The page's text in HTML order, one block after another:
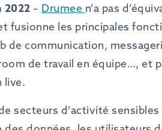
2022 – Drumee n’a pas
fusionne les principales
de communication,
de travail en équipe…, et
live.
de secteurs d’activité